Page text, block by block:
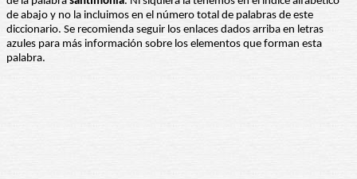
de abajo y no la incluimos en el número total de palabras de este
diccionario. Se recomienda seguir los enlaces dados arriba en letras
azules para más información sobre los elementos que forman esta
palabra.